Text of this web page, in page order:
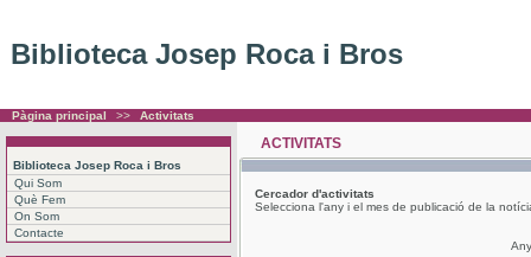
Biblioteca Josep Roca i Bros
Pàgina principal >> Activitats
Biblioteca Josep Roca i Bros
Qui Som
Què Fem
On Som
Contacte
ACTIVITATS
Cercador d'activitats
Selecciona l'any i el mes de publicació de la
Any